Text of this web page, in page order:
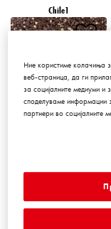
Chile1
Ние користиме колачиња
веб-страница, да ги
за социјалните медиуми
споделуваме информации
партнери во социјалните